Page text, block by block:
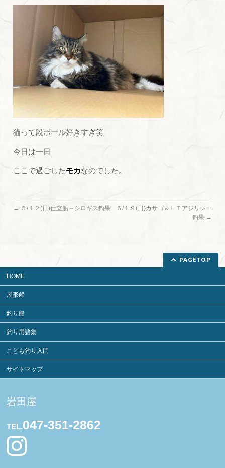
猫って段ボール好きすぎ笑
今日は一日
ここで過ごしたモカなのでした。
← ５/１２(日)仕立船～シロギス釣果
５/１９(日)カサゴ＆ＬＴアジリレー
釣果 →
PAGETOP
HOME
屋形船
釣り船
釣り用語集
こども釣り入門
サイトマップ
岩田屋
TEL.047-351-2862